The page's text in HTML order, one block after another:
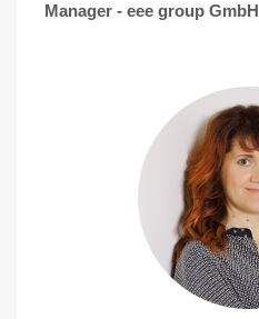
Manager - eee group GmbH